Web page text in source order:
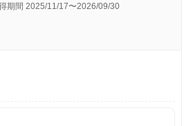
期間 2025/11/17〜2026/09/30